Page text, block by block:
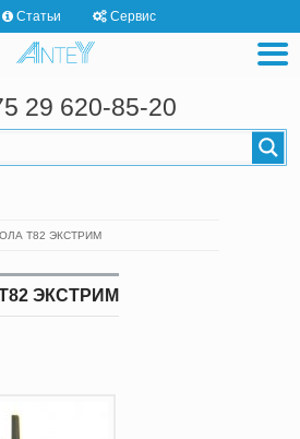
Статьи Сервис
29 620-85-20
Т82 ЭКСТРИМ
ЭКСТРИМ